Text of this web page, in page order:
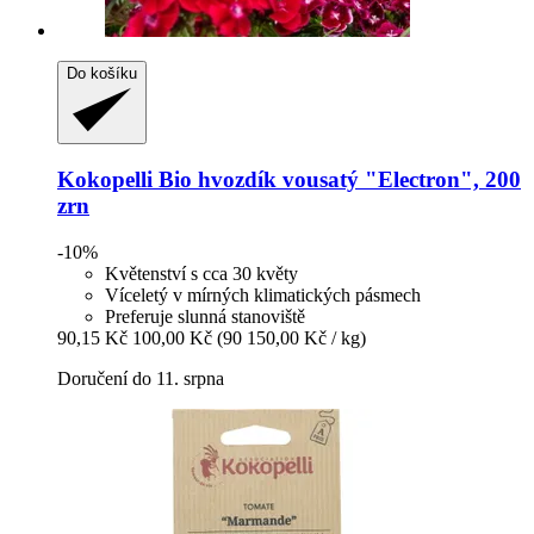
Do košíku
Kokopelli Bio hvozdík vousatý "Electron", 200
zrn
-10%
Květenství s cca 30 květy
Víceletý v mírných klimatických pásmech
Preferuje slunná stanoviště
90,15 Kč 100,00 Kč (90 150,00 Kč / kg)
Doručení do 11. srpna